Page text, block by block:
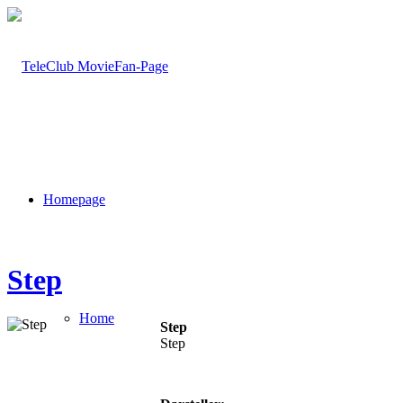
Homepage
Home
Step
Step
Step